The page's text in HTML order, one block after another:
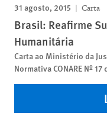
31 agosto, 2015 Carta
Brasil: Reafirme
Humanitária
Carta ao Ministério da
Normativa CONARE Nº